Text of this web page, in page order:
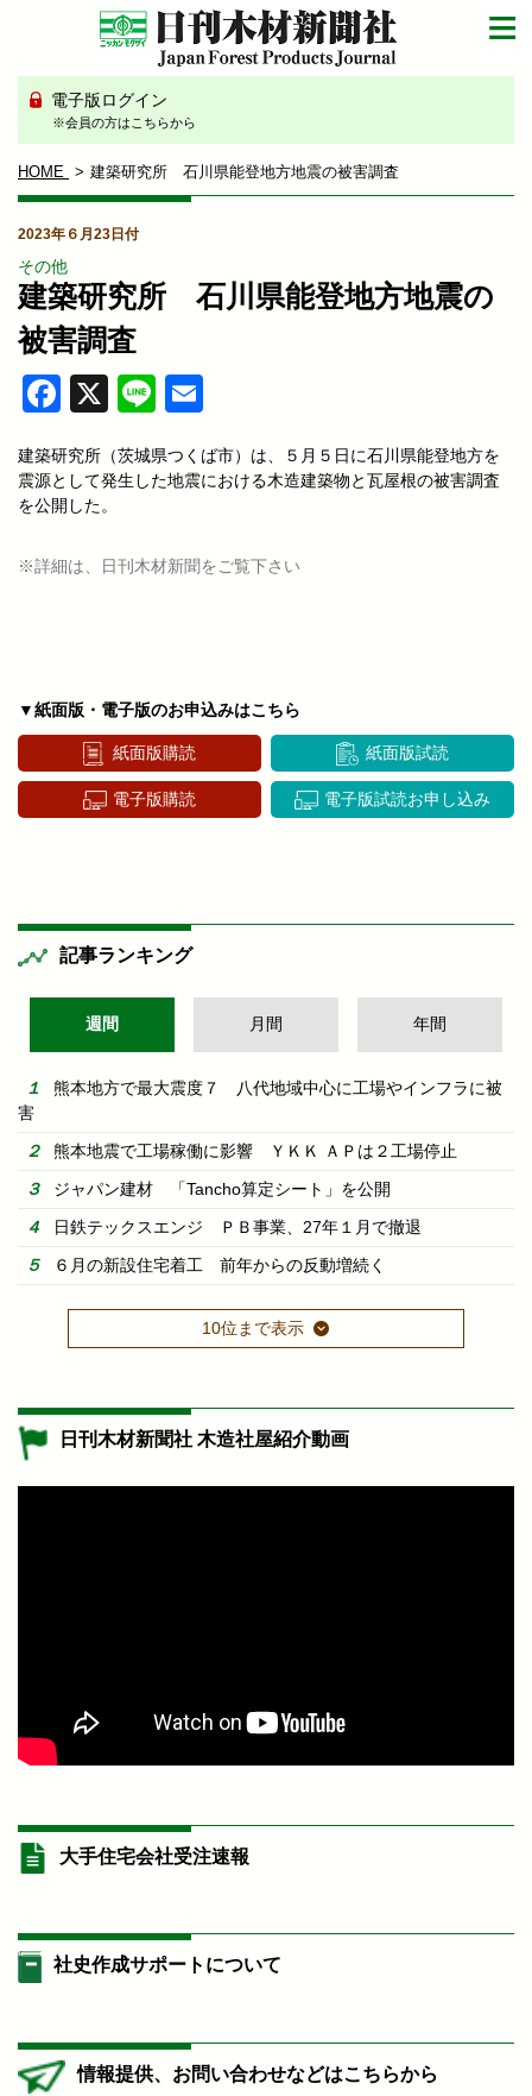
電子版ログイン
※会員の方はこちらから
HOME 建築研究所 石川県能登地方地震の被害調査
2023年６月23日付
その他
建築研究所 石川県能登地方地震の
被害調査
Facebook
X Line
建築研究所（茨城県つくば市）は、５月５日に石川県能登地方を
震源として発生した地震における木造建築物と瓦屋根の被害調査
を公開した。
※詳細は、日刊木材新聞をご覧下さい
▼紙面版・電子版のお申込みはこちら
紙面版購読 紙面版試読
電子版購読 電子版試読お申し込み
記事ランキング
週間 月間 年間
熊本地方で最大震度７ 八代地域中心に工場やインフラに被
害
熊本地震で工場稼働に影響 ＹＫＫ ＡＰは２工場停止
ジャパン建材 「Tancho算定シート」を公開
日鉄テックスエンジ ＰＢ事業、27年１月で撤退
６月の新設住宅着工 前年からの反動増続く
10位まで表示
日刊木材新聞社 木造社屋紹介動画
大手住宅会社受注速報
社史作成サポートについて
情報提供、お問い合わせなどはこちらから